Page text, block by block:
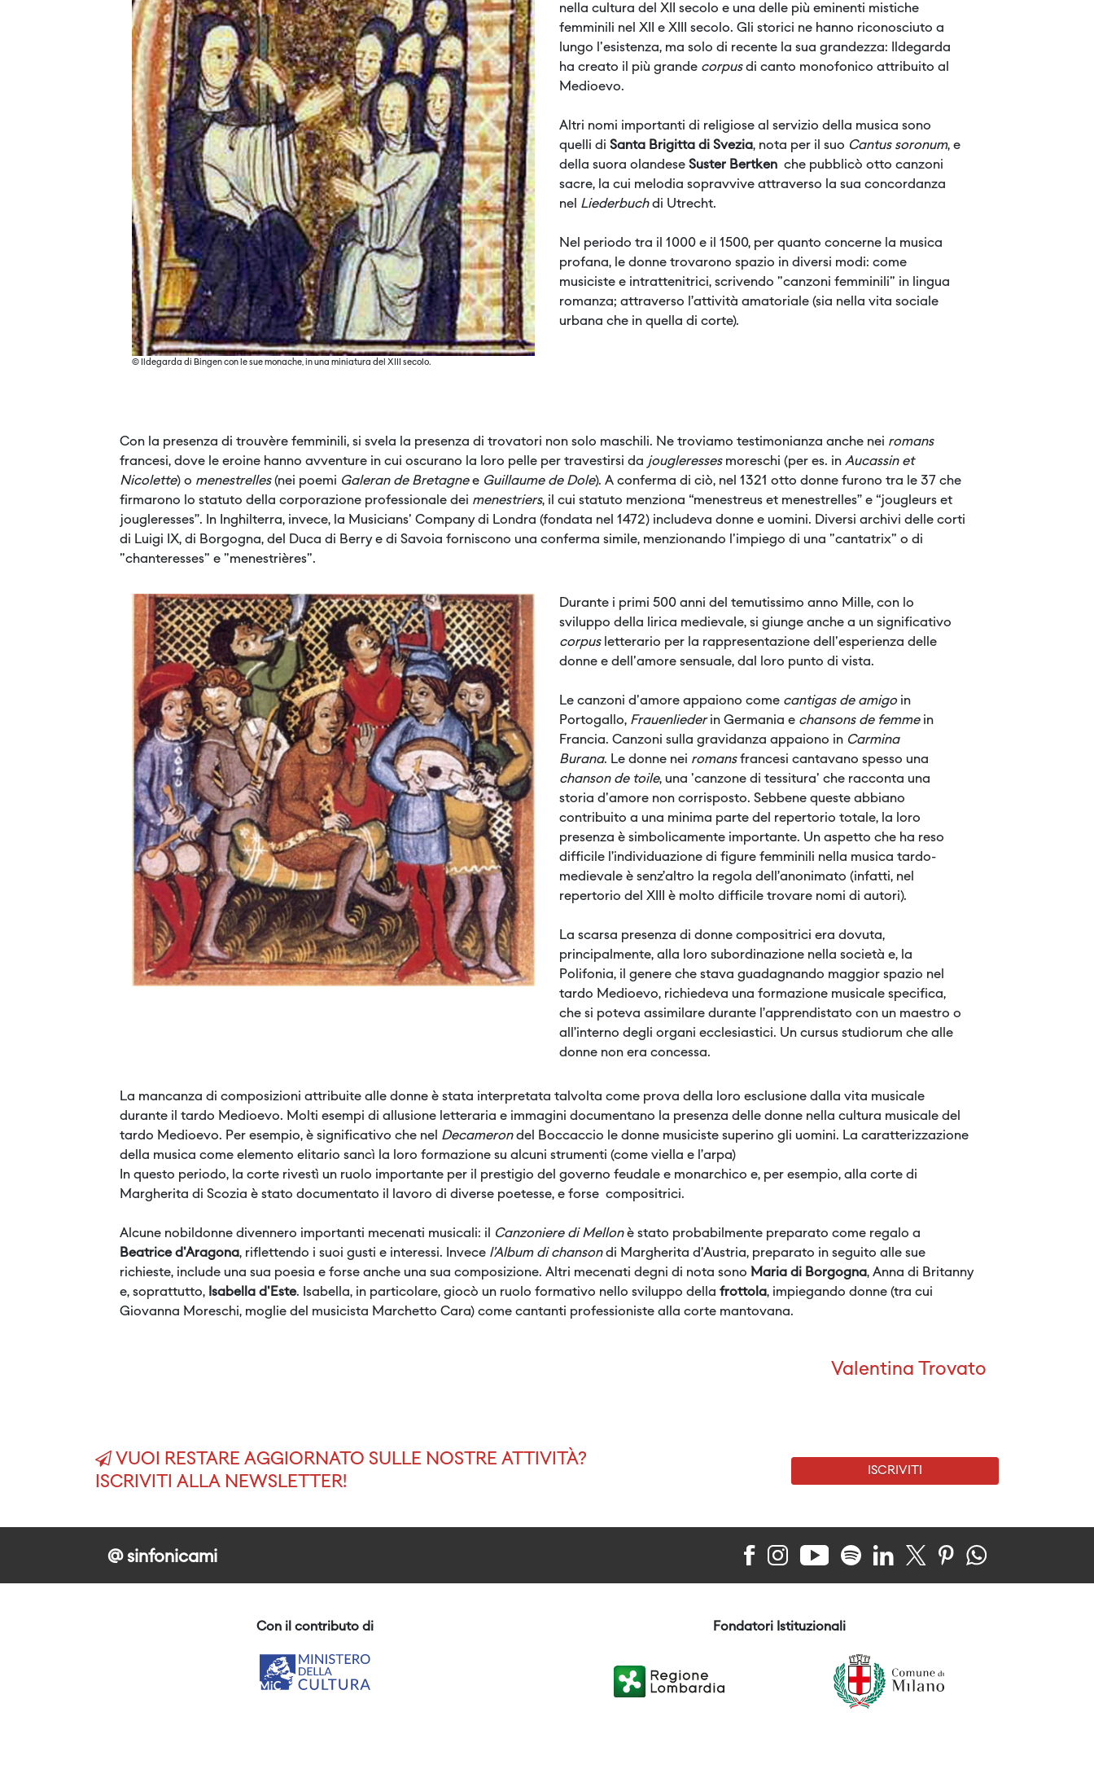
© Ildegarda di Bingen con le sue monache, in una miniatura del XIII secolo.
nella cultura del XII secolo e una delle più eminenti mistiche
femminili nel XII e XIII secolo. Gli storici ne hanno riconosciuto a
lungo l'esistenza, ma solo di recente la sua grandezza: Ildegarda
ha creato il più grande corpusdi canto monofonico attribuito al
Medioevo.
Altri nomi importanti di religiose al servizio della musica sono
quelli di Santa Brigitta di Svezia, nota per il suo Cantus soronum, e
della suora olandese Suster Bertken che pubblicò otto canzoni
sacre, la cui melodia sopravvive attraverso la sua concordanza
nel Liederbuchdi Utrecht.
Nel periodo tra il 1000 e il 1500, per quanto concerne la musica
profana, le donne trovarono spazio in diversi modi: come
musiciste e intrattenitrici, scrivendo "canzoni femminili" in lingua
romanza; attraverso l’attività amatoriale (sia nella vita sociale
urbana che in quella di corte).
Con la presenza di trouvère femminili, si svela la presenza di trovatori non solo maschili. Ne troviamo testimonianza anche nei romans
francesi, dove le eroine hanno avventure in cui oscurano la loro pelle per travestirsi da jougleresses moreschi (per es. in Aucassin et
Nicolette) o menestrelles(nei poemi Galeran de Bretagnee Guillaume de Dole). A conferma di ciò, nel 1321 otto donne furono tra le 37 che
firmarono lo statuto della corporazione professionale dei menestriers, il cui statuto menziona “menestreus et menestrelles” e “jougleurs et
jougleresses”. In Inghilterra, invece, la Musicians' Company di Londra (fondata nel 1472) includeva donne e uomini. Diversi archivi delle corti
di Luigi IX, di Borgogna, del Duca di Berry e di Savoia forniscono una conferma simile, menzionando l'impiego di una "cantatrix" o di
"chanteresses" e "menestrières".
Durante i primi 500 anni del temutissimo anno Mille, con lo
sviluppo della lirica medievale, si giunge anche a un significativo
corpus letterario per la rappresentazione dell'esperienza delle
donne e dell'amore sensuale, dal loro punto di vista.
Le canzoni d'amore appaiono come cantigas de amigo in
Portogallo, Frauenliederin Germania e chansons de femmein
Francia. Canzoni sulla gravidanza appaiono in Carmina
Burana. Le donne nei romansfrancesi cantavano spesso una
chanson de toile, una 'canzone di tessitura' che racconta una
storia d'amore non corrisposto. Sebbene queste abbiano
contribuito a una minima parte del repertorio totale, la loro
presenza è simbolicamente importante. Un aspetto che ha reso
difficile l’individuazione di figure femminili nella musica tardo-
medievale è senz’altro la regola dell’anonimato (infatti, nel
repertorio del XIII è molto difficile trovare nomi di autori).
La scarsa presenza di donne compositrici era dovuta,
principalmente, alla loro subordinazione nella società e, la
Polifonia, il genere che stava guadagnando maggior spazio nel
tardo Medioevo, richiedeva una formazione musicale specifica,
che si poteva assimilare durante l’apprendistato con un maestro o
all’interno degli organi ecclesiastici. Un cursus studiorum che alle
donne non era concessa.
La mancanza di composizioni attribuite alle donne è stata interpretata talvolta come prova della loro esclusione dalla vita musicale
durante il tardo Medioevo. Molti esempi di allusione letteraria e immagini documentano la presenza delle donne nella cultura musicale del
tardo Medioevo. Per esempio, è significativo che nel Decamerondel Boccaccio le donne musiciste superino gli uomini. La caratterizzazione
della musica come elemento elitario sancì la loro formazione su alcuni strumenti (come viella e l’arpa)
In questo periodo, la corte rivestì un ruolo importante per il prestigio del governo feudale e monarchico e, per esempio, alla corte di
Margherita di Scozia è stato documentato il lavoro di diverse poetesse, e forse compositrici.
Alcune nobildonne divennero importanti mecenati musicali: il Canzoniere di Mellonè stato probabilmente preparato come regalo a
Beatrice d'Aragona, riflettendo i suoi gusti e interessi. Invece l’Album di chansondi Margherita d'Austria, preparato in seguito alle sue
richieste, include una sua poesia e forse anche una sua composizione. Altri mecenati degni di nota sono Maria di Borgogna, Anna di Britanny
e, soprattutto, Isabella d'Este. Isabella, in particolare, giocò un ruolo formativo nello sviluppo della frottola, impiegando donne (tra cui
Giovanna Moreschi, moglie del musicista Marchetto Cara) come cantanti professioniste alla corte mantovana.
Valentina Trovato
VUOI RESTARE AGGIORNATO SULLE NOSTRE ATTIVITÀ?
ISCRIVITI ALLA NEWSLETTER!
ISCRIVITI
@ sinfonicami
Con il contributo di Fondatori Istituzionali